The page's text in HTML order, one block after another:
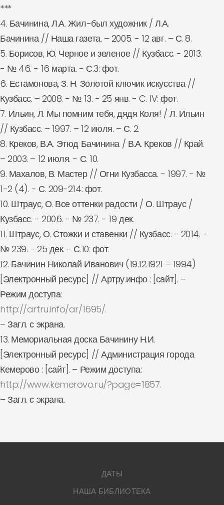
***
4. Бачинина, Л.А. Жил-был художник / Л.А.
Бачинина // Наша газета. – 2005. - 12 авг. – С. 8.
5. Борисов, Ю. Черное и зеленое // Кузбасс. - 2013.
- № 46. - 16 марта. - С.3: фот.
6. Естамонова, З. Н. Золотой ключик искусства //
Кузбасс. – 2008. - № 13. - 25 янв. - C. IV: фот.
7. Ильин, Л. Мы помним тебя, дядя Коля! / Л. Ильин
// Кузбасс. – 1997. – 12 июля. – С. 2.
8. Креков, В.А. Этюд Бачинина / В.А. Креков // Край.
– 2003. – 12 июля. - С. 10.
9. Махалов, В. Мастер // Огни Кузбасса. - 1997. - №
1-2 (4). - С. 209-214: фот.
10. Штраус, О. Все оттенки радости / О. Штраус /
Кузбасс. - 2006. - № 237. - 19 дек.
11. Штраус, О. Стожки и ставенки // Кузбасс. - 2014. -
№ 239. - 25 дек. - С.10: фот.
12. Бачинин Николай Иванович (19.12.1921 – 1994)
[Электронный ресурс] // Артру.инфо : [сайт]. –
Режим доступа:
http://artru.info/ar/1695/.
– Загл. с экрана.
13. Мемориальная доска Бачинину Н.И.
[Электронный ресурс] // Администрация города
Кемерово : [сайт]. – Режим доступа:
http://www.kemerovo.ru/?page=1857.
– Загл. с экрана.
ДАТЫ
НАША БИБЛИОТЕКА